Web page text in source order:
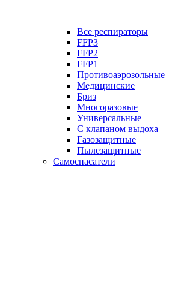
Все респираторы
FFP3
FFP2
FFP1
Противоаэрозольные
Медицинские
Бриз
Многоразовые
Универсальные
С клапаном выдоха
Газозащитные
Пылезащитные
Самоспасатели